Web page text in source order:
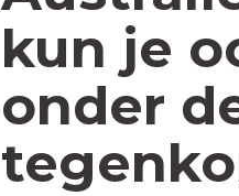
kun je
onder